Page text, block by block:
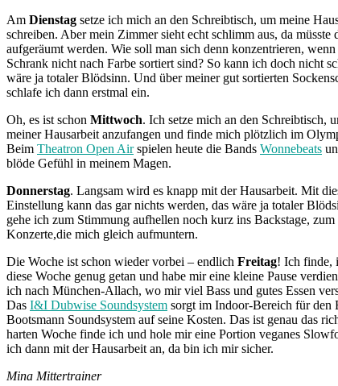
Am Dienstag setze ich mich an den Schreibtisch, um meine
schreiben. Aber mein Zimmer sieht echt schlimm aus, da müsste
aufgeräumt werden. Wie soll man sich denn konzentrieren,
Schrank nicht nach Farbe sortiert sind? So kann ich doch nicht
wäre ja totaler Blödsinn. Und über meiner gut sortierten
schlafe ich dann erstmal ein.
Oh, es ist schon Mittwoch. Ich setze mich an den Schreibtisch,
meiner Hausarbeit anzufangen und finde mich plötzlich im
Beim Theatron Open Airspielen heute die Bands Wonnebeats
blöde Gefühl in meinem Magen.
Donnerstag. Langsam wird es knapp mit der Hausarbeit. Mit
Einstellung kann das gar nichts werden, das wäre ja totaler
gehe ich zum Stimmung aufhellen noch kurz ins Backstage, zum
Konzerte,die mich gleich aufmuntern.
Die Woche ist schon wieder vorbei – endlich Freitag! Ich finde,
diese Woche genug getan und habe mir eine kleine Pause
ich nach München-Allach, wo mir viel Bass und gutes Essen
Das I&I Dubwise Soundsystem sorgt im Indoor-Bereich für den
Bootsmann Soundsystem auf seine Kosten. Das ist genau das
harten Woche finde ich und hole mir eine Portion veganes
ich dann mit der Hausarbeit an, da bin ich mir sicher.
Mina Mittertrainer